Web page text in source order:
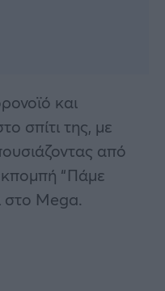
και
σπίτι της, με
από
“Πάμε
στο Mega.